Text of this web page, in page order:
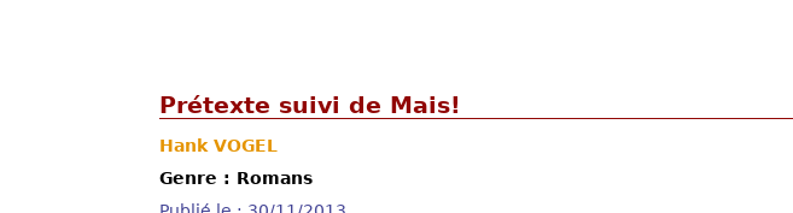
Prétexte suivi de Mais!
Hank VOGEL
Genre : Romans